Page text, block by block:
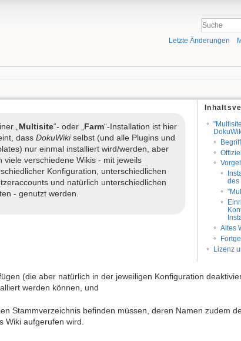
Letzte Änderungen
des
Altes
Lizenz
„ Multisite“- oder „ Farm“-Installation ist hier
dass DokuWikiselbst (und alle Plugins und
nur einmal installiert wird/werden, aber
viele verschiedene Wikis - mit jeweils
Konfiguration, unterschiedlichen
und natürlich unterschiedlichen
- genutzt werden.
(die aber natürlich in der jeweiligen Konfiguration
werden können, und
Stammverzeichnis befinden müssen, deren Namen zudem
Wiki aufgerufen wird.